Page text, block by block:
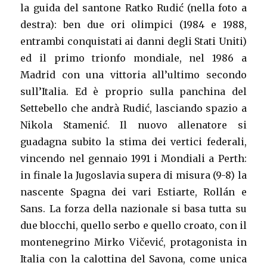
la guida del santone Ratko Rudić (nella foto a
destra): ben due ori olimpici (1984 e 1988,
entrambi conquistati ai danni degli Stati Uniti)
ed il primo trionfo mondiale, nel 1986 a
Madrid con una vittoria all’ultimo secondo
sull’Italia. Ed è proprio sulla panchina del
Settebello che andrà Rudić, lasciando spazio a
Nikola Stamenić. Il nuovo allenatore si
guadagna subito la stima dei vertici federali,
vincendo nel gennaio 1991 i Mondiali a Perth:
in finale la Jugoslavia supera di misura (9-8) la
nascente Spagna dei vari Estiarte, Rollán e
Sans. La forza della nazionale si basa tutta su
due blocchi, quello serbo e quello croato, con il
montenegrino Mirko Vičević, protagonista in
Italia con la calottina del Savona, come unica